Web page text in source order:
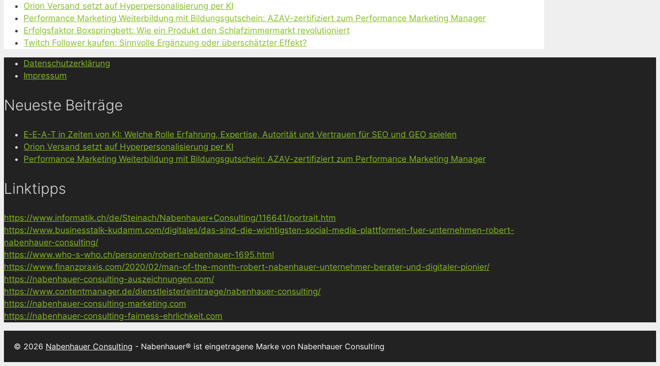
Orion Versand setzt auf Hyperpersonalisierung per KI
Performance Marketing Weiterbildung mit Bildungsgutschein: AZAV-zertifiziert zum Performance Marketing Manager
Erfolgsfaktor Boxspringbett: Wie ein Produkt den Schlafzimmermarkt revolutioniert
Twitch Follower kaufen: Sinnvolle Ergänzung oder überschätzter Effekt?
Datenschutzerklärung
Impressum
Neueste Beiträge
E-E-A-T in Zeiten von KI: Welche Rolle Erfahrung, Expertise, Autorität und Vertrauen für SEO und GEO spielen
Orion Versand setzt auf Hyperpersonalisierung per KI
Performance Marketing Weiterbildung mit Bildungsgutschein: AZAV-zertifiziert zum Performance Marketing Manager
Linktipps
https://www.informatik.ch/de/Steinach/Nabenhauer+Consulting/116641/portrait.htm
https://www.businesstalk-kudamm.com/digitales/das-sind-die-wichtigsten-social-media-plattformen-fuer-unternehmen-robert-
nabenhauer-consulting/
https://www.who-s-who.ch/personen/robert-nabenhauer-1695.html
https://www.finanzpraxis.com/2020/02/man-of-the-month-robert-nabenhauer-unternehmer-berater-und-digitaler-pionier/
https://nabenhauer-consulting-auszeichnungen.com/
https://www.contentmanager.de/dienstleister/eintraege/nabenhauer-consulting/
https://nabenhauer-consulting-marketing.com
https://nabenhauer-consulting-fairness-ehrlichkeit.com
© 2026 Nabenhauer Consulting - Nabenhauer® ist eingetragene Marke von Nabenhauer Consulting